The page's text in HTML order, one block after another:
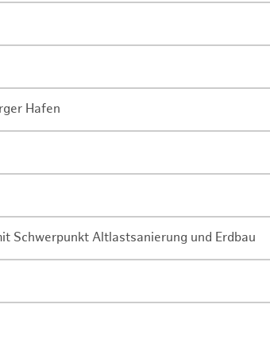
Hafen
Schwerpunkt Altlastsanierung und Erdbau